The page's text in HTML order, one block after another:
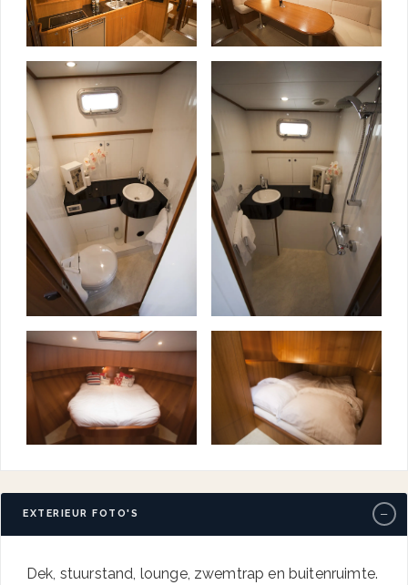
EXTERIEUR FOTO'S −
Dek, stuurstand, lounge, zwemtrap en buitenruimte.